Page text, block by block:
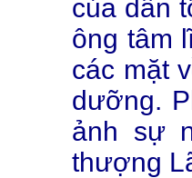
của dân
ông tâm
các mặt
dưỡng.
ảnh sự
thượng